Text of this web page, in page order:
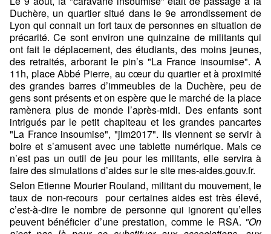
Duchère, un quartier situé dans le 9e arrondissement de
Lyon qui connait un fort taux de personnes en situation de
précarité. Ce sont environ une quinzaine de militants qui
ont fait le déplacement, des étudiants, des moins jeunes,
des retraités, arborant le pin’s "La France insoumise". A
11h, place Abbé Pierre, au cœur du quartier et à proximité
des grandes barres d’immeubles de la Duchère, peu de
gens sont présents et on espère que le marché de la place
ramènera plus de monde l’après-midi. Des enfants sont
intrigués par le petit chapiteau et les grandes pancartes
"La France insoumise", "jlm2017". Ils viennent se servir à
boire et s’amusent avec une tablette numérique. Mais ce
n’est pas un outil de jeu pour les militants, elle servira à
faire des simulations d’aides sur le site mes-aides.gouv.fr.
Selon Etienne Mourier Rouland, militant du mouvement, le
taux de non-recours pour certaines aides est très élevé,
c’est-à-dire le nombre de personne qui ignorent qu’elles
peuvent bénéficier d’une prestation, comme le RSA. "On